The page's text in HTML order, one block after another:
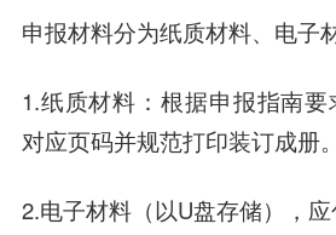
申报材料分为纸质材料、电子
1.纸质材料：根据申报指南
对应页码并规范打印装订成册。
2.电子材料（以U盘存储），应